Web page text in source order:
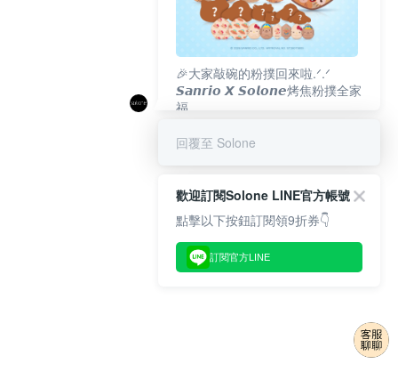
🎉大家敲碗的粉撲回來啦.ᐟ‪‪.ᐟ
𝙎𝙖𝙣𝙧𝙞𝙤 𝙓 𝙎𝙤𝙡𝙤𝙣𝙚烤焦粉撲全家
福
回覆至 Solone
歡迎訂閱Solone LINE官方帳號
點擊以下按鈕訂閱領9折券👇
訂閱官方LINE